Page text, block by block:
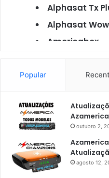
Alphasat Tx
Alphasat Wow
Americabox
Americabox
Americabox
Americabox
Americabox
Americabox
Americabox
Artcom
Popular
outubro 2,
agosto 12,